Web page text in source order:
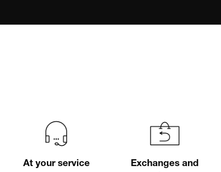
At your service
Exchanges and